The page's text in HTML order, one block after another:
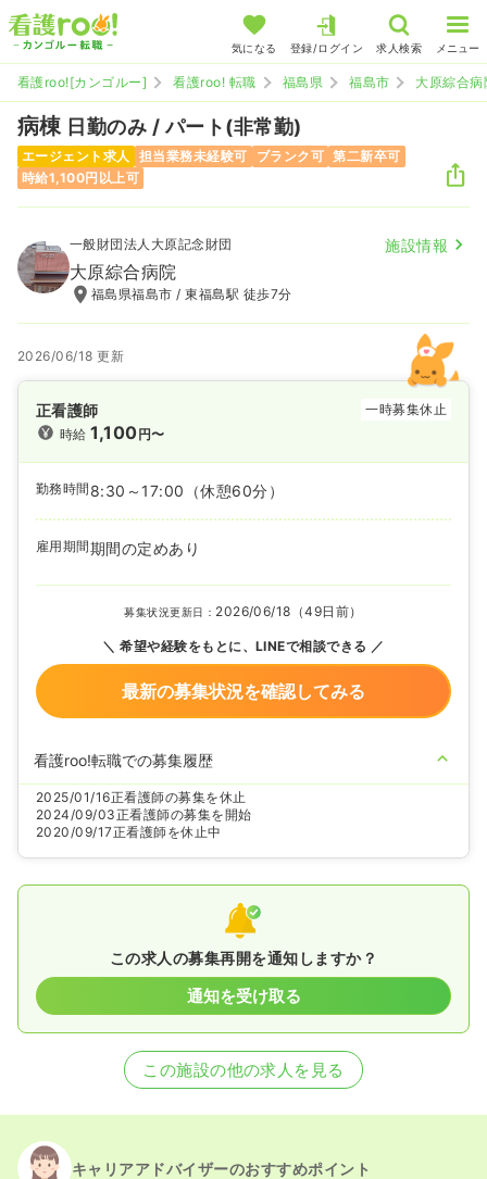
気になる 登録/ログイン 求人検索 メニュー
看護roo![カンゴルー] 看護roo! 転職 福島県 福島市 大原綜合病
病棟 日勤のみ / パート(非常勤)
エージェント求人 担当業務未経験可 ブランク可 第二新卒可
時給1,100円以上可
一般財団法人大原記念財団 施設情報
大原綜合病院
福島県福島市 / 東福島駅 徒歩7分
2026/06/18 更新
正看護師
一時募集休止
時給1,100円〜
勤務時間 8:30～17:00 （休憩60分）
雇用期間期間の定めあり
募集状況更新日： 2026/06/18（49日前）
希望や経験をもとに、LINEで相談できる
最新の募集状況を確認してみる
看護roo!転職での募集履歴
2025/01/16正看護師の募集を休止
2024/09/03正看護師の募集を開始
2020/09/17正看護師を休止中
この求人の募集再開を通知しますか？
通知を受け取る
この施設の他の求人を見る
キャリアアドバイザーのおすすめポイント